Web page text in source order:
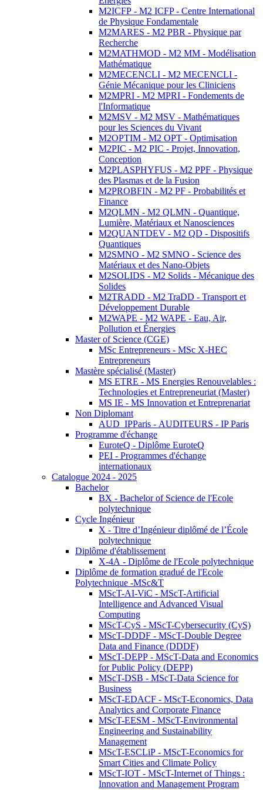
M2ICFP - M2 ICFP - Centre International
de Physique Fondamentale
M2MARES - M2 PBR - Physique par
Recherche
M2MATHMOD - M2 MM - Modélisation
Mathématique
M2MECENCLI - M2 MECENCLI -
Génie Mécanique pour les Cliniciens
M2MPRI - M2 MPRI - Fondements de
l'Informatique
M2MSV - M2 MSV - Mathématiques
pour les Sciences du Vivant
M2OPTIM - M2 OPT - Optimisation
M2PIC - M2 PIC - Projet, Innovation,
Conception
M2PLASPHYFUS - M2 PPF - Physique
des Plasmas et de la Fusion
M2PROBFIN - M2 PF - Probabilités et
Finance
M2QLMN - M2 QLMN - Quantique,
Lumière, Matériaux et Nanosciences
M2QUANTDEV - M2 QD - Dispositifs
Quantiques
M2SMNO - M2 SMNO - Science des
Matériaux et des Nano-Objets
M2SOLIDS - M2 Solids - Mécanique des
Solides
M2TRADD - M2 TraDD - Transport et
Développement Durable
M2WAPE - M2 WAPE - Eau, Air,
Pollution et Énergies
Master of Science (CGE)
MSc Entrepreneurs - MSc X-HEC
Entrepreneurs
Mastère spécialisé (Master)
MS ETRE - MS Energies Renouvelables :
Technologies et Entrepreneuriat (Master)
MS IE - MS Innovation et Entreprenariat
Non Diplomant
AUD_IPParis - AUDITEURS - IP Paris
Programme d'échange
EuroteQ - Diplôme EuroteQ
PEI - Programmes d'échange
internationaux
Catalogue 2024 - 2025
Bachelor
BX - Bachelor of Science de l'Ecole
polytechnique
Cycle Ingénieur
X - Titre d’Ingénieur diplômé de l’École
polytechnique
Diplôme d'établissement
X-4A - Diplôme de l'Ecole polytechnique
Diplôme de formation gradué de l'Ecole
Polytechnique -MSc&T
MScT-AI-ViC - MScT-Artificial
Intelligence and Advanced Visual
Computing
MScT-CyS - MScT-Cybersecurity (CyS)
MScT-DDDF - MScT-Double Degree
Data and Finance (DDDF)
MScT-DEPP - MScT-Data and Economics
for Public Policy (DEPP)
MScT-DSB - MScT-Data Science for
Business
MScT-EDACF - MScT-Economics, Data
Analytics and Corporate Finance
MScT-EESM - MScT-Environmental
Engineering and Sustainability
Management
MScT-ESCLiP - MScT-Economics for
Smart Cities and Climate Policy
MScT-IOT - MScT-Internet of Things :
Innovation and Management Program